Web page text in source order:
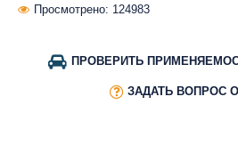
Просмотрено: 124983
ПРОВЕРИТЬ
ЗАДАТЬ ВОПРОС